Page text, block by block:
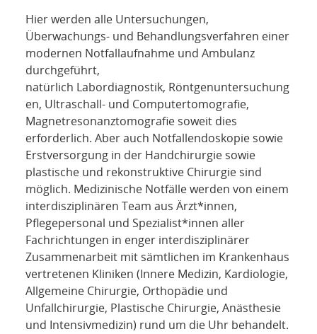
Hier werden alle Untersuchungen,
Überwachungs- und Behandlungsverfahren einer
modernen Notfallaufnahme und Ambulanz
durchgeführt,
natürlich Labordiagnostik, Röntgenuntersuchung
en, Ultraschall- und Computertomografie,
Magnetresonanztomografie soweit dies
erforderlich. Aber auch Notfallendoskopie sowie
Erstversorgung in der Handchirurgie sowie
plastische und rekonstruktive Chirurgie sind
möglich. Medizinische Notfälle werden von einem
interdisziplinären Team aus Ärzt*innen,
Pflegepersonal und Spezialist*innen aller
Fachrichtungen in enger interdisziplinärer
Zusammenarbeit mit sämtlichen im Krankenhaus
vertretenen Kliniken (Innere Medizin, Kardiologie,
Allgemeine Chirurgie, Orthopädie und
Unfallchirurgie, Plastische Chirurgie, Anästhesie
und Intensivmedizin) rund um die Uhr behandelt.